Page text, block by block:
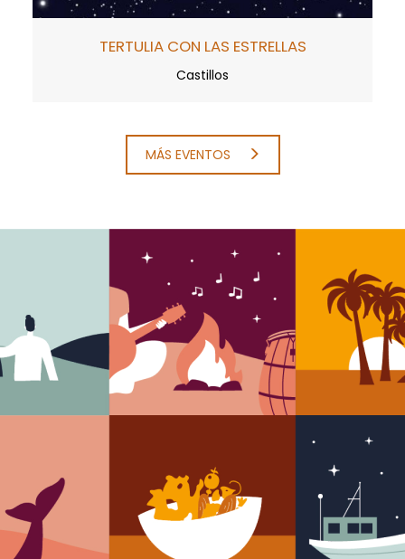
TERTULIA CON LAS ESTRELLAS
Castillos
MÁS EVENTOS